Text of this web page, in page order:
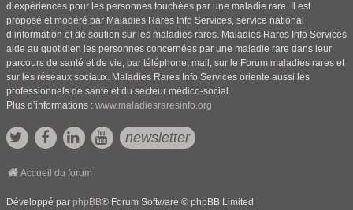
d’expériences pour les personnes touchées par une maladie rare. Il est
proposé et modéré par Maladies Rares Info Services, service national
d’information et de soutien sur les maladies rares. Maladies Rares Info Services
aide au quotidien les personnes concernées par une maladie rare dans leur
parcours de santé et de vie, par téléphone, mail, sur le Forum maladies rares et
sur les réseaux sociaux. Maladies Rares Info Services oriente aussi les
professionnels de santé et du secteur médico-social.
Plus d’informations : www.maladiesraresinfo.org
newsletter
Accueil du forum
Développé par phpBB® Forum Software © phpBB Limited